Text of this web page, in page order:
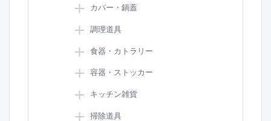
カバー・鍋蓋
調理道具
食器・カトラリー
容器・ストッカー
キッチン雑貨
掃除道具